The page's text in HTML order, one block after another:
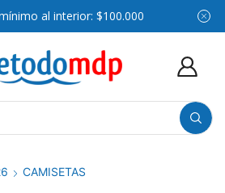
al interior: $100.000
CAMISETAS